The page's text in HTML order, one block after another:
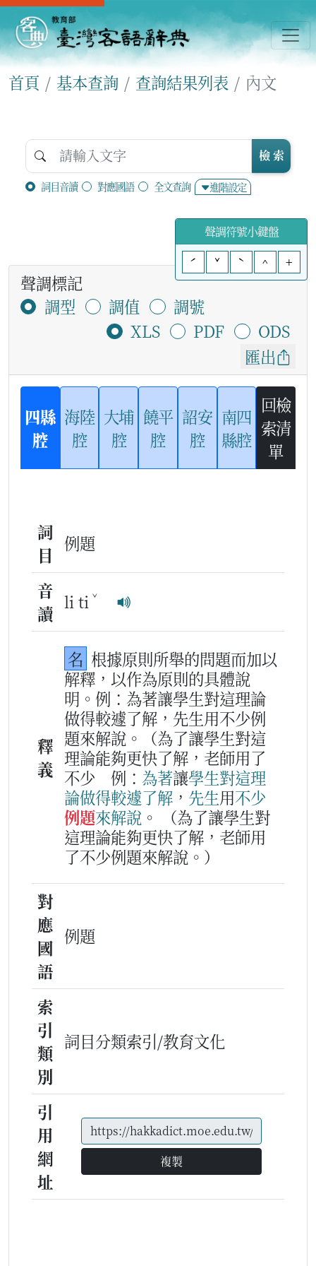
首頁 基本查詢 查詢結果列表 內文
詞目音讀 對應國語 全文查詢 進階設定
檢 索
聲調符號小鍵盤
ˊ
ˇ ˋ ^ +
聲調標記
調型
調值
調號
XLS
PDF
ODS
匯出
四縣
腔
海陸
腔
大埔
腔
饒平
腔
詔安
腔
南四
縣腔
回檢
索清
單
詞
目
例題
音
讀
li ti ˇ
釋
義
名 根據原則所舉的問題而加以
解釋，以作為原則的具體說
明。例：為著讓學生對這理論
做得較遽了解，先生用不少例
題來解說。（為了讓學生對這
理論能夠更快了解，老師用了
不少
例： 為著讓學生對這理
論做得較遽了解 ， 先生用不少
例題來解說 。
（為了讓學生對
這理論能夠更快了解，老師用
了不少例題來解說。）
對
應
國
語
例題
索
引
類
別
詞目分類索引/教育文化
引
用
網
址
複製